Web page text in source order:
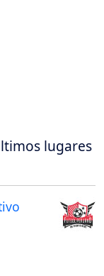
lugares